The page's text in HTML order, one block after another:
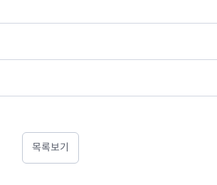
목록보기